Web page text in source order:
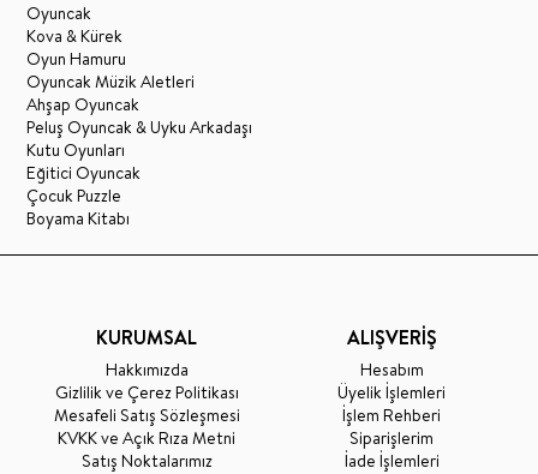
Oyuncak
Kova & Kürek
Oyun Hamuru
Oyuncak Müzik Aletleri
Ahşap Oyuncak
Peluş Oyuncak & Uyku Arkadaşı
Kutu Oyunları
Eğitici Oyuncak
Çocuk Puzzle
Boyama Kitabı
KURUMSAL
Hakkımızda
Gizlilik ve Çerez Politikası
Mesafeli Satış Sözleşmesi
KVKK ve Açık Rıza Metni
Satış Noktalarımız
ALIŞVERİŞ
Hesabım
Üyelik İşlemleri
İşlem Rehberi
Siparişlerim
İade İşlemleri